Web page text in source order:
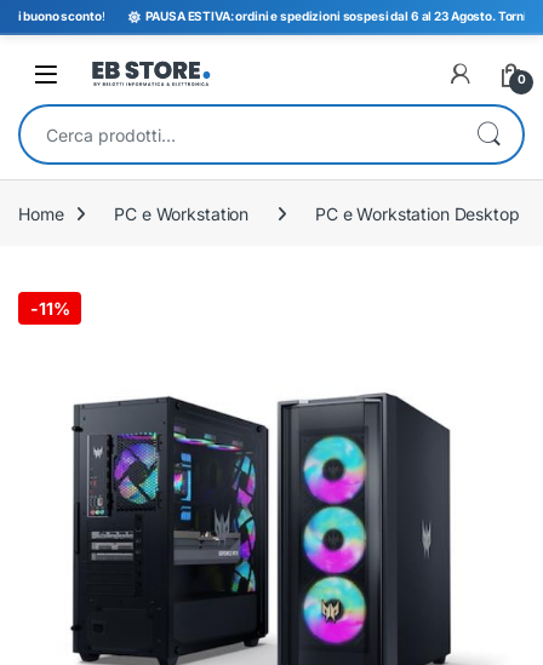
sconto! PAUSA ESTIVA: ordini e spedizioni sospesi dal 6 al 23 Agosto. Torniamo
Open 0
Cerca:
Home PC e Workstation PC e Workstation Desktop
-11%